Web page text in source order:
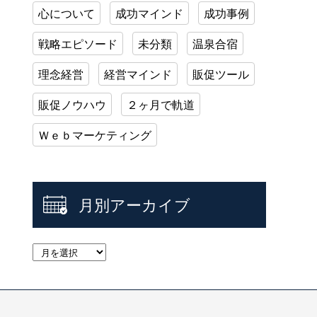
心について 成功マインド 成功事例
戦略エピソード 未分類 温泉合宿
理念経営 経営マインド 販促ツール
販促ノウハウ ２ヶ月で軌道
Ｗｅｂマーケティング
月別アーカイブ